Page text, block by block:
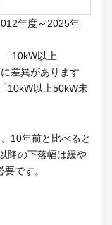
年度～2025年
10kW以上
差異があります
10kW以上50kW未
10年前と比べると
降の下落幅は緩や
です。